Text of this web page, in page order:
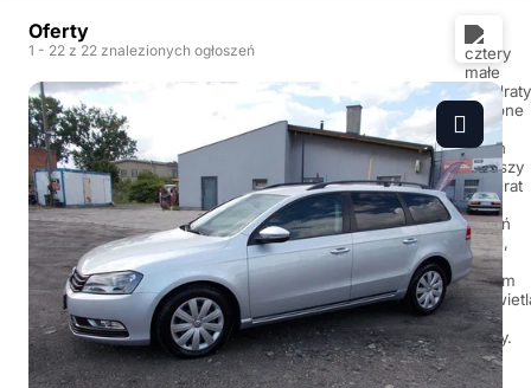
Oferty
1 - 22 z 22 znalezionych ogłoszeń